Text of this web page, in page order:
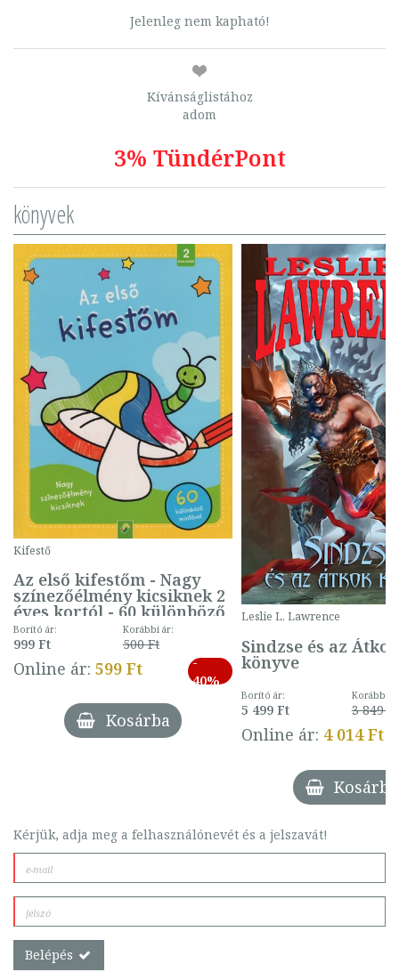
Jelenleg nem kapható!
Kívánságlistához
adom
3% TündérPont
könyvek
Kifestő
Az első kifestőm - Nagy
színezőélmény kicsiknek 2
éves kortól - 60 különböző
mintával (gombás)
Borító ár:
999 Ft
Korábbi ár:
500 Ft
Online ár: 599 Ft
-
40%
Kosárba
Leslie L. Lawrence
Sindzse és az Átkok
könyve
Borító ár:
5 499 Ft
Korábbi
3 849 Ft
Online ár: 4 014 Ft
Kosárba
Kérjük, adja meg a felhasználónevét és a jelszavát!
Belépés